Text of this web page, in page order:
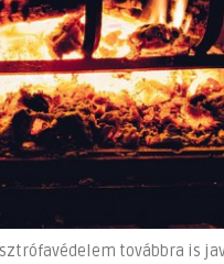
továbbra is